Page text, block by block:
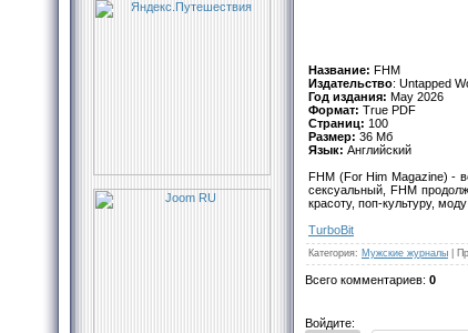
Название: FHM
Издательство: Untapped
Год издания: May 2026
Формат: True PDF
Страниц: 100
Размер: 36 Мб
Язык: Английский
FHM (For Him Magazine) -
сексуальный, FHM
красоту, поп-культуру,
TurbоBit
Категория: Мужские журналы
Всего комментариев: 0
Войдите: